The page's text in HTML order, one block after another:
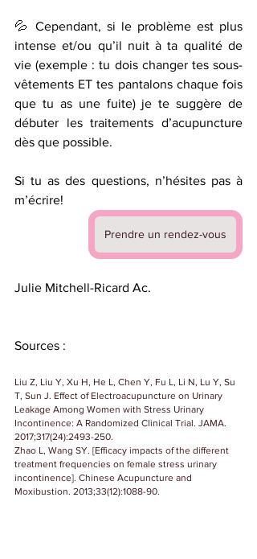
💦 Cependant, si le problème est plus
intense et/ou qu’il nuit à ta qualité de
vie (exemple : tu dois changer tes sous-
vêtements ET tes pantalons chaque fois
que tu as une fuite) je te suggère de
débuter les traitements d’acupuncture
dès que possible.
Si tu as des questions, n’hésites pas à
m’écrire!
Prendre un rendez-vous
Julie Mitchell-Ricard Ac.
Sources :
Liu Z, Liu Y, Xu H, He L, Chen Y, Fu L, Li N, Lu Y, Su
T, Sun J. Effect of Electroacupuncture on Urinary
Leakage Among Women with Stress Urinary
Incontinence: A Randomized Clinical Trial. JAMA.
2017;317(24):2493-250.
Zhao L, Wang SY. [Efficacy impacts of the different
treatment frequencies on female stress urinary
incontinence]. Chinese Acupuncture and
Moxibustion. 2013;33(12):1088-90.